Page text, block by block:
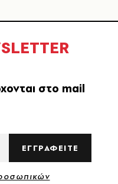
στο mail
ΕΓΓΡΑΦΕΙΤΕ